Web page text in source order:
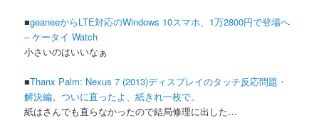
■geaneeからLTE対応のWindows 10スマホ、1万2800円で登場へ
– ケータイ Watch
小さいのはいいなぁ
■Thanx Palm: Nexus 7 (2013)ディスプレイのタッチ反応問題・
解決編。ついに直ったよ、紙きれ一枚で。
紙はさんでも直らなかったので結局修理に出した…